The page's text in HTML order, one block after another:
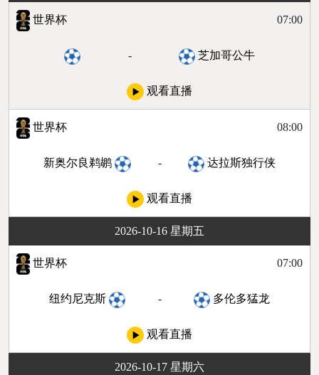
世界杯 07:00
- 芝加哥公牛
观看直播
世界杯 08:00
新奥尔良鹈鹕 - 达拉斯独行侠
观看直播
2026-10-16 星期五
世界杯 07:00
纽约尼克斯 - 多伦多猛龙
观看直播
2026-10-17 星期六